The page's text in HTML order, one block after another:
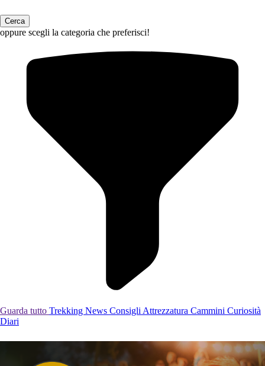
oppure scegli la categoria che preferisci!
Guarda tutto Trekking News Consigli Attrezzatura Cammini Curiosità
Diari